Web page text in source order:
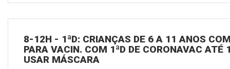
8-12H - 1ªD: CRIANÇAS DE 6 A 11 ANOS
PARA VACIN. COM 1ªD DE CORONAVAC
USAR MÁSCARA